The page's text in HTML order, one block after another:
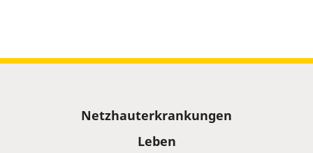
Netzhauterkrankungen
Leben